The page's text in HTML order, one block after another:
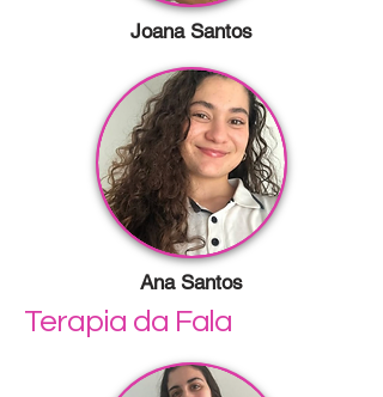
Joana Santos
Ana Santos
Terapia da Fala